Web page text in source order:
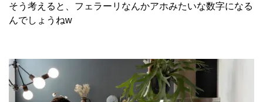
そう考えると、フェラーリなんかアホみたいな数字になる
んでしょうねw